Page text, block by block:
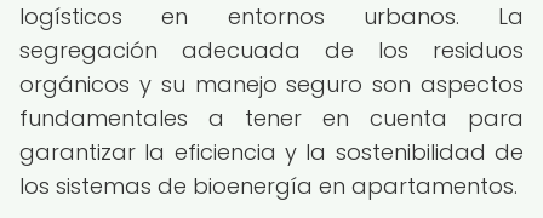
logísticos en entornos urbanos. La
segregación adecuada de los residuos
orgánicos y su manejo seguro son aspectos
fundamentales a tener en cuenta para
garantizar la eficiencia y la sostenibilidad de
los sistemas de bioenergía en apartamentos.